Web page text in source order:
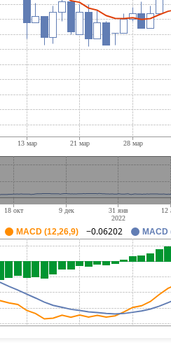
MACD (12,26,9) −0.06202 MACD